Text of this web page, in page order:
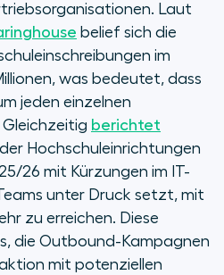
Laut
belief sich die
im
was bedeutet, dass
jeden einzelnen
berichtet
der Hochschuleinrichtungen
26 mit Kürzungen im IT-
unter Druck setzt, mit
zu erreichen. Diese
die Outbound-Kampagnen
mit potenziellen